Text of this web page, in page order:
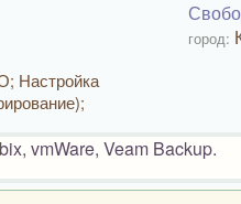
Настройка
город:
vmWare, Veam Backup.